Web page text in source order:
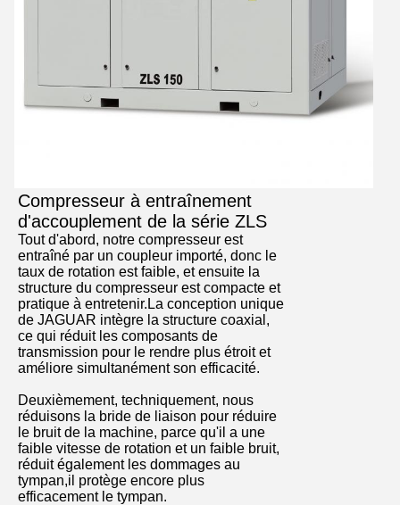
Compresseur à entraînement
d'accouplement de la série ZLS
Tout d'abord, notre compresseur est
entraîné par un coupleur importé, donc le
taux de rotation est faible, et ensuite la
structure du compresseur est compacte et
pratique à entretenir.La conception unique
de JAGUAR intègre la structure coaxial,
ce qui réduit les composants de
transmission pour le rendre plus étroit et
améliore simultanément son efficacité.
Deuxièmement, techniquement, nous
réduisons la bride de liaison pour réduire
le bruit de la machine, parce qu'il a une
faible vitesse de rotation et un faible bruit,
réduit également les dommages au
tympan,il protège encore plus
efficacement le tympan.